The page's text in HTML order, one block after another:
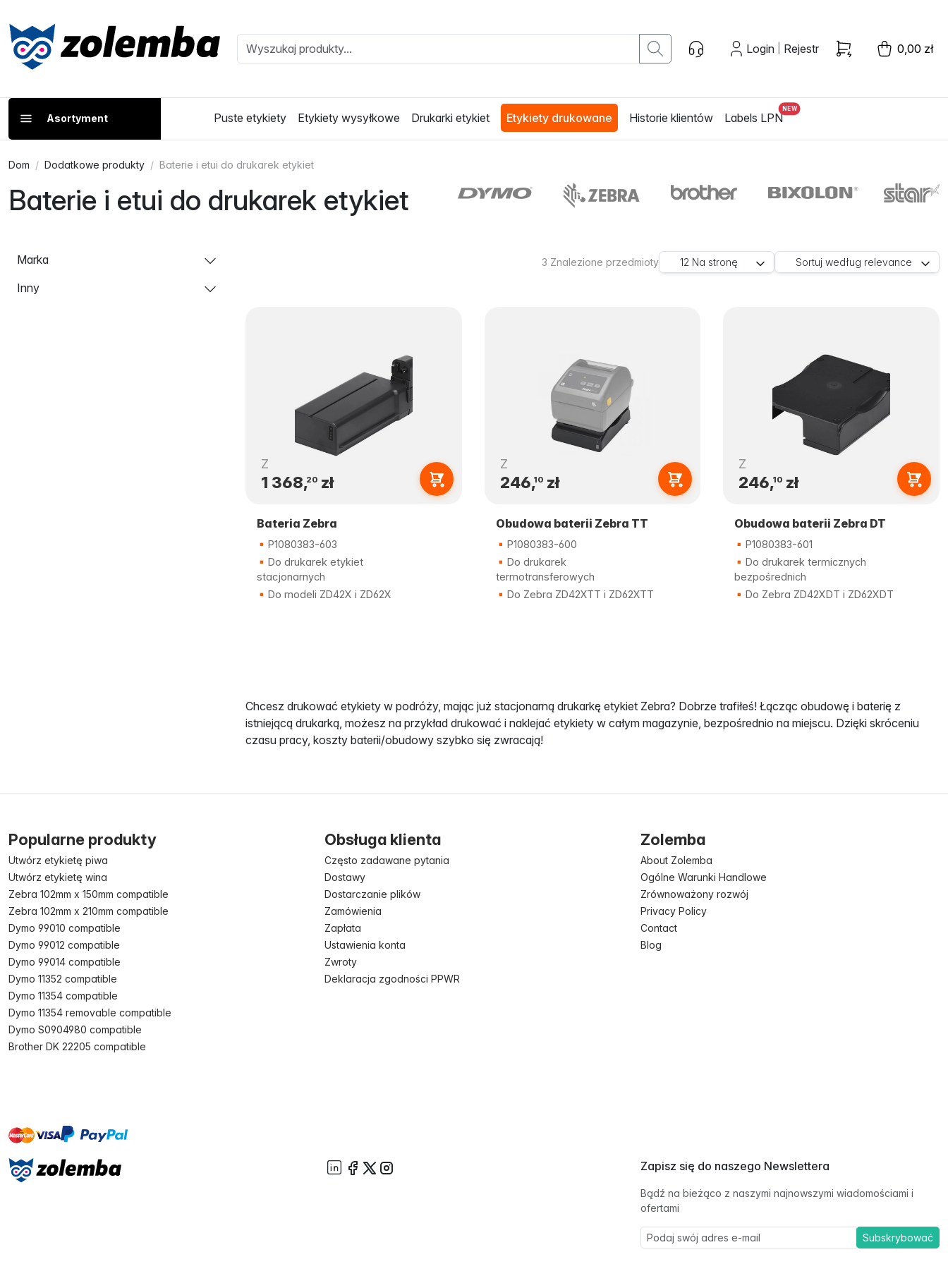
Login Rejestr 0,00 zł
Asortyment Puste etykiety Etykiety wysyłkowe Drukarki etykiet Etykiety drukowane Historie klientów Labels LPN
Dom Dodatkowe produkty Baterie i etui do drukarek etykiet
Baterie i etui do drukarek etykiet
Marka
Inny
3 Znalezione przedmioty 12 Na stronę Sortuj według relevance
Z
1 368,20zł
Bateria Zebra
P1080383-603
Do drukarek etykiet
stacjonarnych
Do modeli ZD42X i ZD62X
Z
246,10 zł
Obudowa baterii Zebra TT
P1080383-600
Do drukarek
termotransferowych
Do Zebra ZD42XTT i ZD62XTT
Z
246,10zł
Obudowa baterii Zebra DT
P1080383-601
Do drukarek termicznych
bezpośrednich
Do Zebra ZD42XDT i ZD62XDT
Chcesz drukować etykiety w podróży, mając już stacjonarną drukarkę etykiet Zebra? Dobrze trafiłeś! Łącząc obudowę i baterię z
istniejącą drukarką, możesz na przykład drukować i naklejać etykiety w całym magazynie, bezpośrednio na miejscu. Dzięki skróceniu
czasu pracy, koszty baterii/obudowy szybko się zwracają!
Popularne produkty
Utwórz etykietę piwa
Utwórz etykietę wina
Zebra 102mm x 150mm compatible
Zebra 102mm x 210mm compatible
Dymo 99010 compatible
Dymo 99012 compatible
Dymo 99014 compatible
Dymo 11352 compatible
Dymo 11354 compatible
Dymo 11354 removable compatible
Dymo S0904980 compatible
Brother DK 22205 compatible
Obsługa klienta
Często zadawane pytania
Dostawy
Dostarczanie plików
Zamówienia
Zapłata
Ustawienia konta
Zwroty
Deklaracja zgodności PPWR
Zolemba
About Zolemba
Ogólne Warunki Handlowe
Zrównoważony rozwój
Privacy Policy
Contact
Blog
mastervisa paypal
Zapisz się do naszego Newslettera
Bądź na bieżąco z naszymi najnowszymi wiadomościami i
ofertami
Subskrybować